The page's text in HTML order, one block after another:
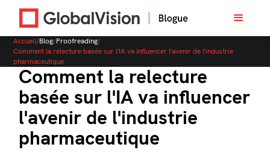
Accueil/Blog/Proofreading/
Comment la relecture basée sur l'IA va influencer l'avenir de l'industrie
pharmaceutique
Comment la relecture
basée sur l'IA va influencer
l'avenir de l'industrie
pharmaceutique